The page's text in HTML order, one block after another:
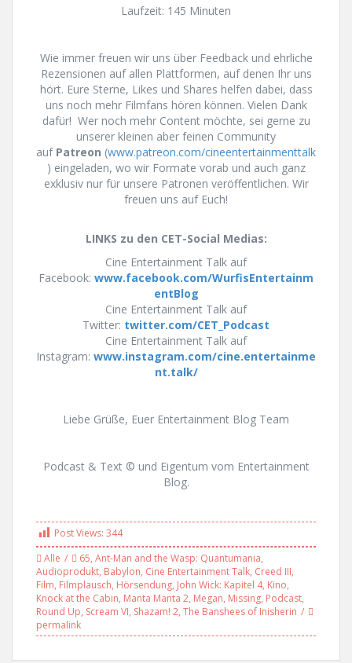
Laufzeit: 145 Minuten
Wie immer freuen wir uns über Feedback und ehrliche
Rezensionen auf allen Plattformen, auf denen Ihr uns
hört. Eure Sterne, Likes und Shares helfen dabei, dass
uns noch mehr Filmfans hören können. Vielen Dank
dafür! Wer noch mehr Content möchte, sei gerne zu
unserer kleinen aber feinen Community
auf Patreon (www.patreon.com/cineentertainmenttalk
) eingeladen, wo wir Formate vorab und auch ganz
exklusiv nur für unsere Patronen veröffentlichen. Wir
freuen uns auf Euch!
LINKS zu den CET-Social Medias:
Cine Entertainment Talk auf
Facebook: www.facebook.com/WurfisEntertainm
entBlog
Cine Entertainment Talk auf
Twitter: twitter.com/CET_Podcast
Cine Entertainment Talk auf
Instagram: www.instagram.com/cine.entertainme
nt.talk/
Liebe Grüße, Euer Entertainment Blog Team
Podcast & Text © und Eigentum vom Entertainment
Blog.
Post Views: 344
Alle
65, Ant-Man and the Wasp: Quantumania,
Audioprodukt, Babylon, Cine Entertainment Talk, Creed III,
Film, Filmplausch, Hörsendung, John Wick: Kapitel 4, Kino,
Knock at the Cabin, Manta Manta 2, Megan, Missing, Podcast,
Round Up, Scream VI, Shazam! 2, The Banshees of Inisherin
permalink